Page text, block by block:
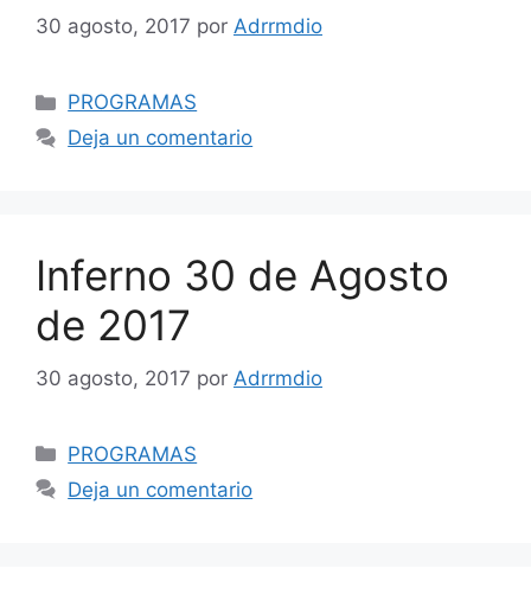
30 agosto, 2017 por Adrrmdio
Categorías
PROGRAMAS
Deja un comentario
Inferno 30 de Agosto
de 2017
30 agosto, 2017 por Adrrmdio
Categorías
PROGRAMAS
Deja un comentario